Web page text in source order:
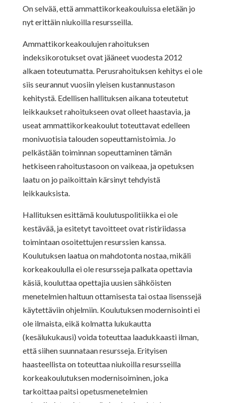
On selvää, että ammattikorkeakouluissa eletään jo
nyt erittäin niukoilla resursseilla.
Ammattikorkeakoulujen rahoituksen
indeksikorotukset ovat jääneet vuodesta 2012
alkaen toteutumatta. Perusrahoituksen kehitys ei ole
siis seurannut vuosiin yleisen kustannustason
kehitystä. Edellisen hallituksen aikana toteutetut
leikkaukset rahoitukseen ovat olleet haastavia, ja
useat ammattikorkeakoulut toteuttavat edelleen
monivuotisia talouden sopeuttamistoimia. Jo
pelkästään toiminnan sopeuttaminen tämän
hetkiseen rahoitustasoon on vaikeaa, ja opetuksen
laatu on jo paikoittain kärsinyt tehdyistä
leikkauksista.
Hallituksen esittämä koulutuspolitiikka ei ole
kestävää, ja esitetyt tavoitteet ovat ristiriidassa
toimintaan osoitettujen resurssien kanssa.
Koulutuksen laatua on mahdotonta nostaa, mikäli
korkeakoululla ei ole resursseja palkata opettavia
käsiä, kouluttaa opettajia uusien sähköisten
menetelmien haltuun ottamisesta tai ostaa lisenssejä
käytettäviin ohjelmiin. Koulutuksen modernisointi ei
ole ilmaista, eikä kolmatta lukukautta
(kesälukukausi) voida toteuttaa laadukkaasti ilman,
että siihen suunnataan resursseja. Erityisen
haasteellista on toteuttaa niukoilla resursseilla
korkeakoulutuksen modernisoiminen, joka
tarkoittaa paitsi opetusmenetelmien